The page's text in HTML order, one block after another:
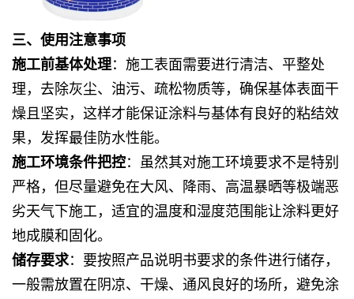
三、使用注意事项
施工前基体处理：施工表面需要进行清洁、平整处
理，去除灰尘、油污、疏松物质等，确保基体表面干
燥且坚实，这样才能保证涂料与基体有良好的粘结效
果，发挥最佳防水性能。
施工环境条件把控：虽然其对施工环境要求不是特别
严格，但尽量避免在大风、降雨、高温暴晒等极端恶
劣天气下施工，适宜的温度和湿度范围能让涂料更好
地成膜和固化。
储存要求：要按照产品说明书要求的条件进行储存，
一般需放置在阴凉、干燥、通风良好的场所，避免涂